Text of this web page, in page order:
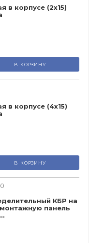
в корпусе (2х15)
В КОРЗИНУ
в корпусе (4х15)
В КОРЗИНУ
КБР на
панель